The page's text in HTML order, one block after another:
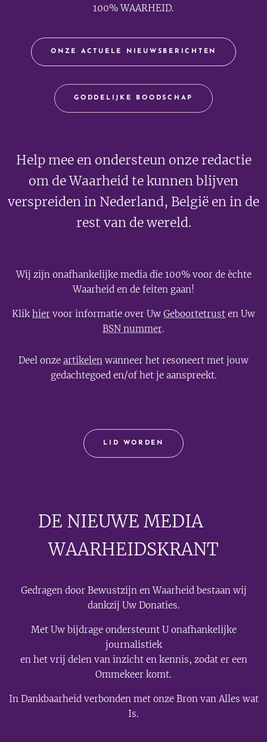
100% WAARHEID.
ONZE ACTUELE NIEUWSBERICHTEN
GODDELIJKE BOODSCHAP
Help mee en ondersteun onze redactie
om de Waarheid te kunnen blijven
verspreiden in Nederland, België en in de
rest van de wereld.
Wij zijn onafhankelijke media die 100% voor de èchte
Waarheid en de feiten gaan!
Klikhier voor informatie over Uw Geboortetrust en Uw
BSN nummer.
Deel onze artikelen wanneer het resoneert met jouw
gedachtegoed en/of het je aanspreekt.
LID WORDEN
DE NIEUWE MEDIA🟣
WAARHEIDSKRANT
Gedragen door Bewustzijn en Waarheid bestaan wij
dankzij Uw Donaties.
Met Uw bijdrage ondersteunt U onafhankelijke
journalistiek
en het vrij delen van inzicht en kennis, zodat er een
Ommekeer komt.
In Dankbaarheid verbonden met onze Bron van Alles wat
Is.